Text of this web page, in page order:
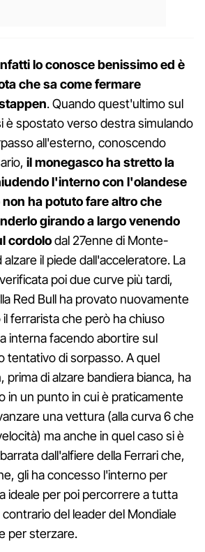
lo conosce benissimo ed è
che sa come fermare
. Quando quest'ultimo sul
è spostato verso destra simulando
all'esterno, conoscendo
il monegasco ha stretto la
l'interno con l'olandese
ha potuto fare altro che
girando a largo venendo
cordolodal 27enne di Monte-
il piede dall'acceleratore. La
poi due curve più tardi,
Red Bull ha provato nuovamente
ferrarista che però ha chiuso
interna facendo abortire sul
tentativo di sorpasso. A quel
prima di alzare bandiera bianca, ha
in un punto in cui è praticamente
una vettura (alla curva 6 che
ma anche in quel caso si è
dall'alfiere della Ferrari che,
gli ha concesso l'interno per
ideale per poi percorrere a tutta
del leader del Mondiale
per sterzare.